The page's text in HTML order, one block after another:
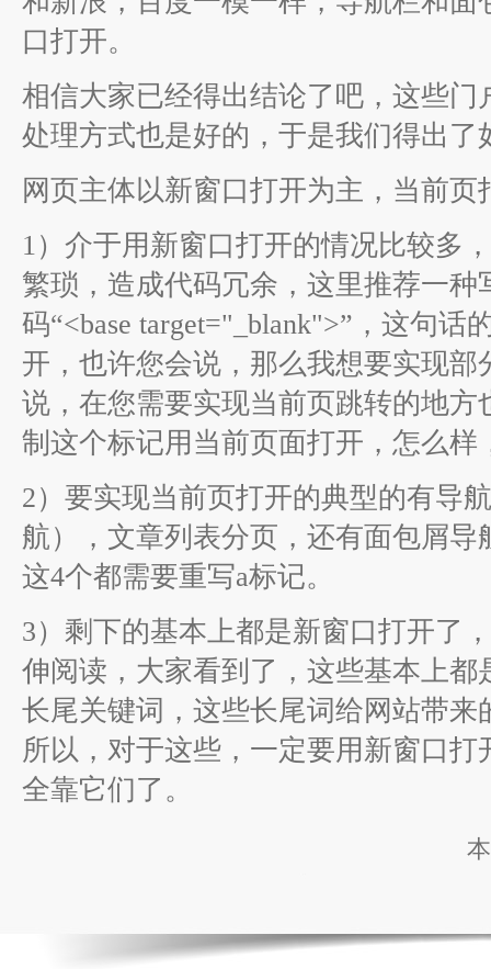
口打开。
相信大家已经得出结论了吧，这些
处理方式也是好的，于是我们得出了
网页主体以新窗口打开为主，当前
1）介于用新窗口打开的情况比较多
繁琐，造成代码冗余，这里推荐一种
码“<base target="_blank">”，这句
开，也许您会说，那么我想要实现
说，在您需要实现当前页跳转的地方
制这个标记用当前页面打开，怎么样
2）要实现当前页打开的典型的有导
航），文章列表分页，还有面包屑
这4个都需要重写a标记。
3）剩下的基本上都是新窗口打开了
伸阅读，大家看到了，这些基本上
长尾关键词，这些长尾词给网站带
所以，对于这些，一定要用新窗口
全靠它们了。